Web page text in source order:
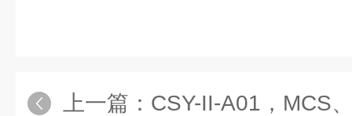
上一篇： CSY-II-A01，MCS